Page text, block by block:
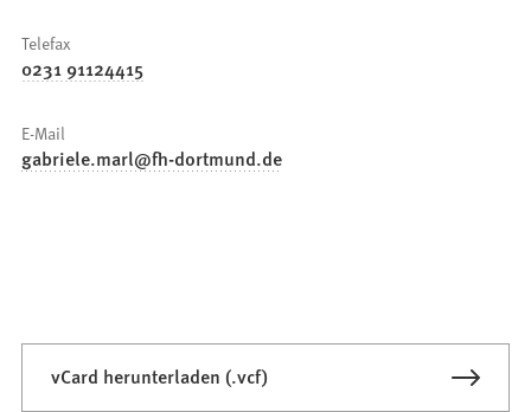
Telefax
0231 91124415
E-Mail
gabriele.marl fh-dortmund de
vCard herunterladen (.vcf)